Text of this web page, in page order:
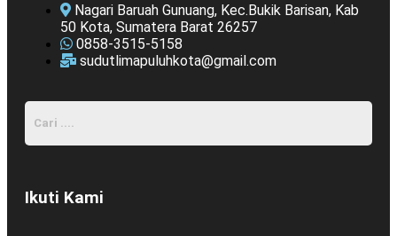
Nagari Baruah Gunuang, Kec.Bukik Barisan, Kab
50 Kota, Sumatera Barat 26257
0858-3515-5158
sudutlimapuluhkota@gmail.com
Ikuti Kami